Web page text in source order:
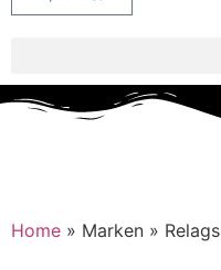
Home » Marken » Relags